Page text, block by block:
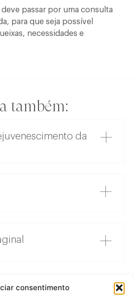
consentimento
passar por uma consulta
para que seja possível
necessidades e
também:
da